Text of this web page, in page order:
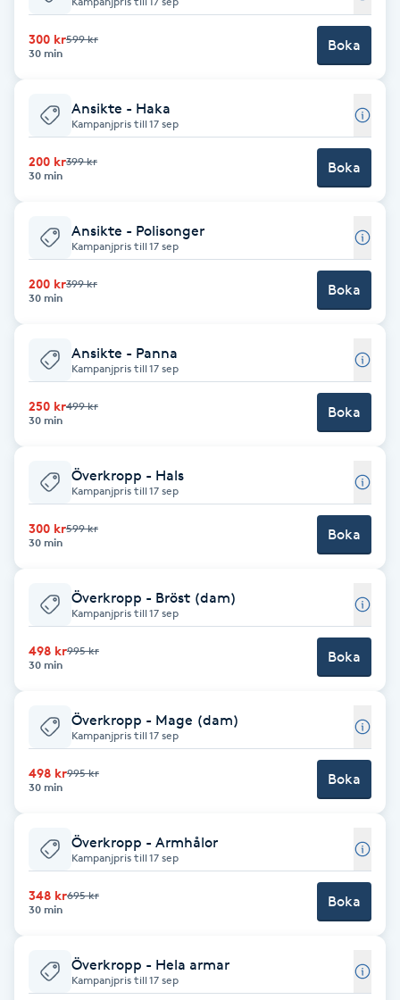
Babylights
Balayage
Bambumassage
Barber
Barnklippning
BIAB
Blowout
Bottenfärg
Brynfärgning
Brynplockning
Celluliter
Color correction
Cryoterapi
Damklippning
Diamantslipning
300 kr599 kr
30 min
Boka
Ansikte - Haka
Kampanjpris till 17 sep
200 kr399 kr
30 min
Boka
Ansikte - Polisonger
Kampanjpris till 17 sep
200 kr399 kr
30 min
Boka
Ansikte - Panna
Kampanjpris till 17 sep
250 kr499 kr
30 min
Boka
Överkropp - Hals
Kampanjpris till 17 sep
300 kr599 kr
30 min
Boka
Överkropp - Bröst (dam)
Kampanjpris till 17 sep
498 kr995 kr
30 min
Boka
Överkropp - Mage (dam)
Kampanjpris till 17 sep
498 kr995 kr
30 min
Boka
Överkropp - Armhålor
Kampanjpris till 17 sep
348 kr695 kr
30 min
Boka
Överkropp - Hela armar
Kampanjpris till 17 sep